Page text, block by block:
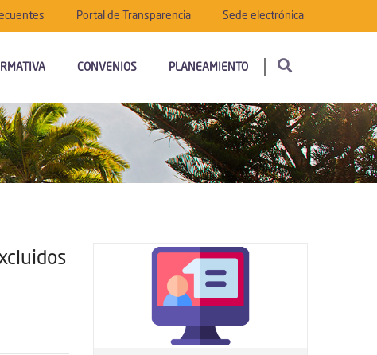
Portal de Transparencia Sede electrónica
CONVENIOS PLANEAMIENTO